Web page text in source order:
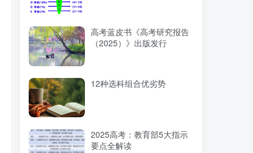
高考蓝皮书《高考研究报告
（2025）》出版发行
12种选科组合优劣势
2025高考：教育部5大指示
要点全解读